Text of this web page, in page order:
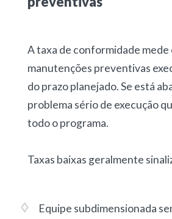
Ataxa de conformidade mede
manutenções preventivas
do prazo planejado. Se está
problema sério de execução
todo o programa.
Taxas baixas geralmente
Equipe subdimensionada